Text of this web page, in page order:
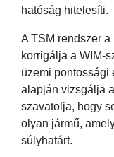
hatóság hitelesíti.
A TSM rendszer
korrigálja a WIM-
üzemi pontossági
alapján vizsgálja
szavatolja, hogy
olyan jármű,
súlyhatárt.